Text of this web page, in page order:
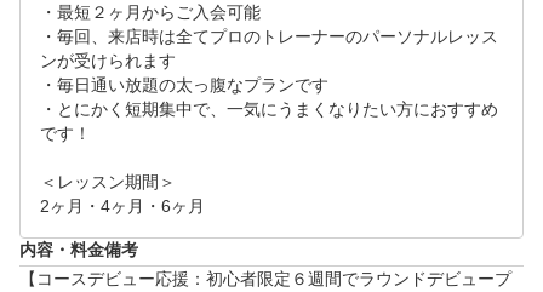
・最短２ヶ月からご入会可能
・毎回、来店時は全てプロのトレーナーのパーソナルレッス
ンが受けられます
・毎日通い放題の太っ腹なプランです
・とにかく短期集中で、一気にうまくなりたい方におすすめ
です！
＜レッスン期間＞
2ヶ月・4ヶ月・6ヶ月
内容・料金備考
【コースデビュー応援：初心者限定６週間でラウンドデビュープ